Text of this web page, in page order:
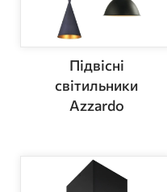
Підвісні
світильники
Azzardo